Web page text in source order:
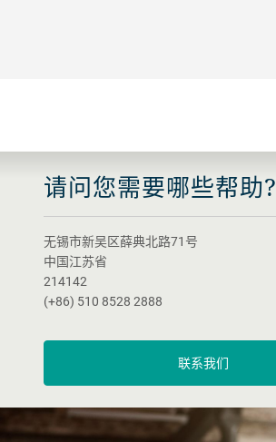
请问您需要哪些帮助?
无锡市新吴区薛典北路71号
中国江苏省
214142
(+86) 510 8528 2888
联系我们